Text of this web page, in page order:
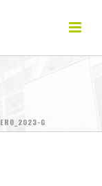
G